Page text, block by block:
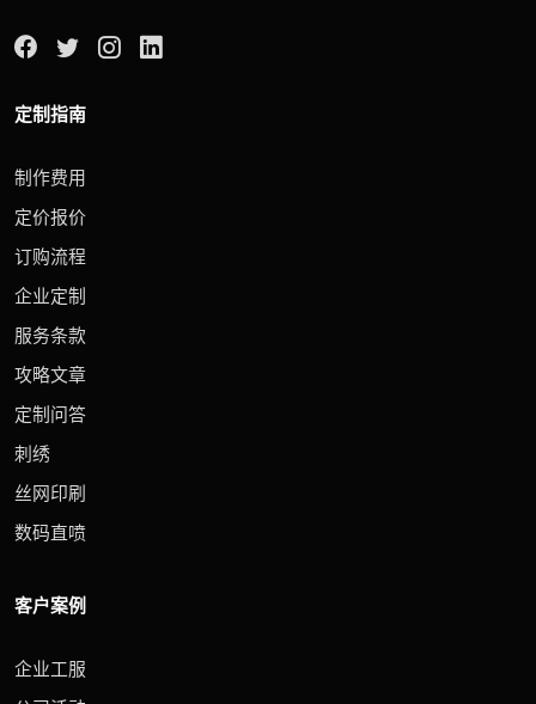
定制指南
制作费用
定价报价
订购流程
企业定制
服务条款
攻略文章
定制问答
刺绣
丝网印刷
数码直喷
客户案例
企业工服